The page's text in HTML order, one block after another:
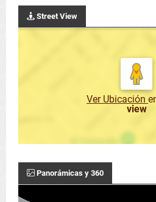
Street View
Ver Ubicación
view
Panorámicas y 360